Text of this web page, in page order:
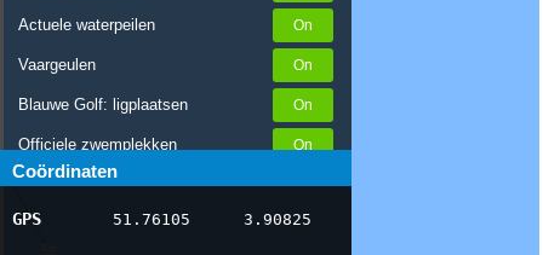
Actuele waterpeilen
Vaargeulen
Blauwe Golf: ligplaatsen
Officiele zwemplekken
Stremmingen/hinder
AIS scheepsposities
Coördinaten
GPS 51.76105 3.90825